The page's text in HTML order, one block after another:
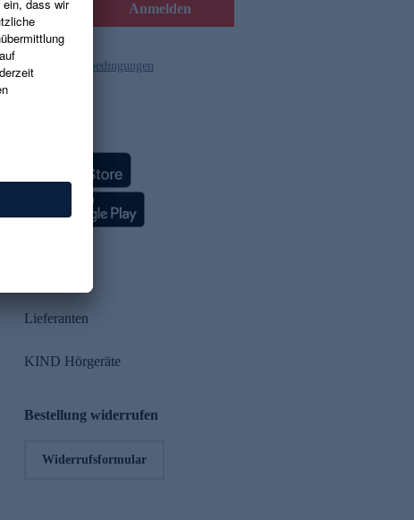
Anmelden
und die Gutscheinbedingungen
Lieferanten
KIND Hörgeräte
Bestellung widerrufen
Widerrufsformular